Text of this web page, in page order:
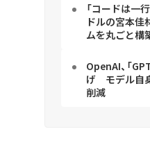
「コードは一
ドルの宮本佳
ムを丸ごと
OpenAI、「
げ モデル自
削減